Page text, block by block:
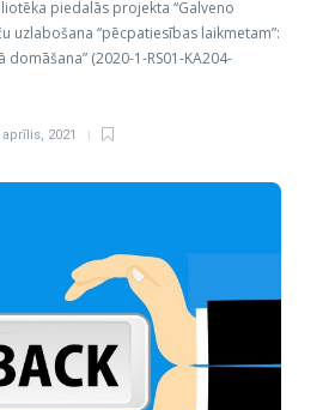
piedalās projekta “Galveno
uzlabošana “pēcpatiesības laikmetam”:
(2020-1-RS01-KA204-
aprīlis, 2021